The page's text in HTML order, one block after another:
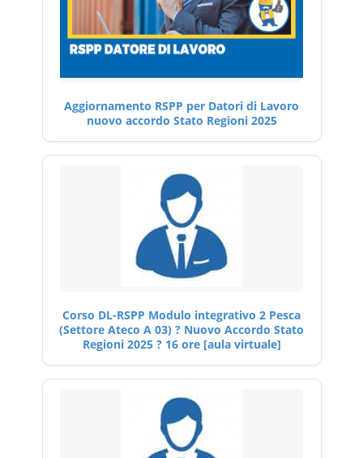
Aggiornamento RSPP per Datori di Lavoro
nuovo accordo Stato Regioni 2025
Corso DL-RSPP Modulo integrativo 2 Pesca
(Settore Ateco A 03) ? Nuovo Accordo Stato
Regioni 2025 ? 16 ore [aula virtuale]